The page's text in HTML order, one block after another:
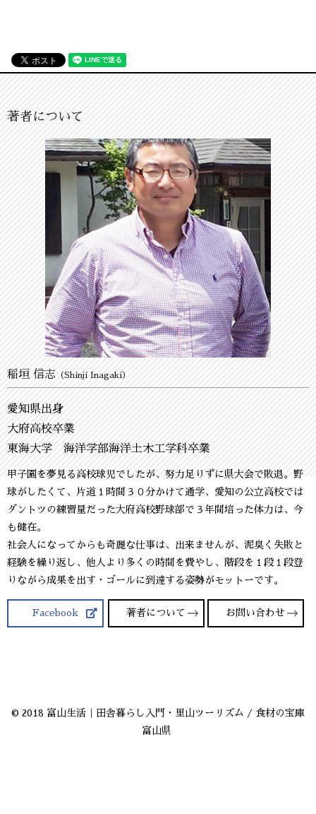
著者について
稲垣 信志（Shinji Inagaki）
愛知県出身
大府高校卒業
東海大学 海洋学部海洋土木工学科卒業
甲子園を夢見る高校球児でしたが、努力足りずに県大会で敗退。野
球がしたくて、片道１時間３０分かけて通学、愛知の公立高校では
ダントツの練習量だった大府高校野球部で３年間培った体力は、今
も健在。
社会人になってからも奇麗な仕事は、出来ませんが、泥臭く失敗と
経験を繰り返し、他人より多くの時間を費やし、階段を１段１段登
りながら成果を出す・ゴールに到達する姿勢がモットーです。
Facebook 著者について お問い合わせ
© 2018 富山生活｜田舎暮らし入門・里山ツーリズム / 食材の宝庫
富山県